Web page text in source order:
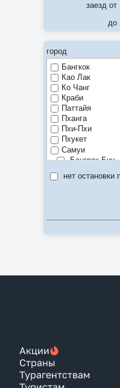
заезд от
до
город
Бангкок
Као Лак
Ко Чанг
Краби
Паттайя
Пханга
Пхи-Пхи
Пхукет
Самуи
Банграк Бич
Ламаи Бич
Маенам Бич
Чавенг Ной
нет остановки
Акции
Страны
Турагентствам